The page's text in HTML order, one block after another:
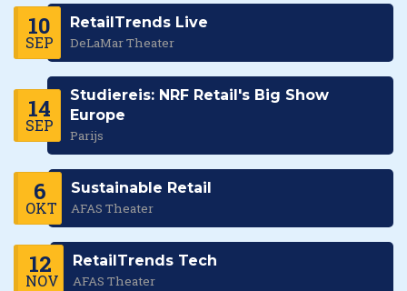
10
SEP
RetailTrends Live
DeLaMar Theater
14
SEP
Studiereis: NRF Retail's Big Show
Europe
Parijs
6
OKT
Sustainable Retail
AFAS Theater
12
NOV
RetailTrends Tech
AFAS Theater